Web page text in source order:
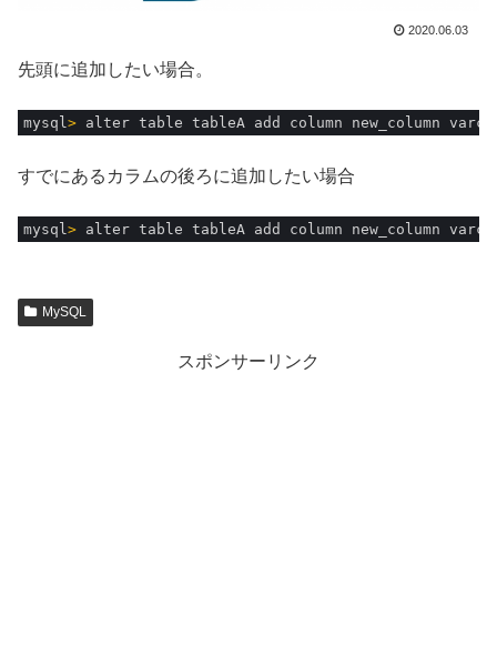
2020.06.03
先頭に追加したい場合。
mysql> alter table tableA add column new_column
すでにあるカラムの後ろに追加したい場合
mysql> alter table tableA add column new_column
MySQL
スポンサーリンク